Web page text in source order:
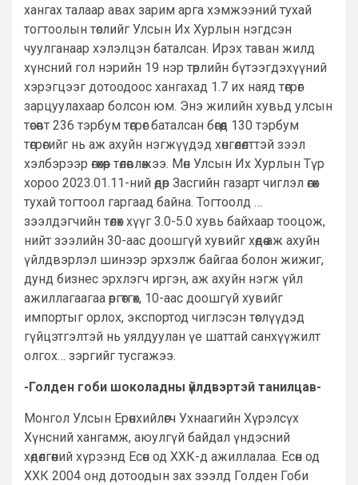
хангах талаар авах зарим арга хэмжээний тухай
тогтоолын төслийг Улсын Их Хурлын нэгдсэн
чуулганаар хэлэлцэн баталсан. Ирэх таван жилд
хүнсний гол нэрийн 19 нэр төрлийн бүтээгдэхүүний
хэрэгцээг дотоодоос хангахад 1.7 их наяд төгрөг
зарцуулахаар болсон юм. Энэ жилийн хувьд улсын
төсөвт 236 тэрбум төгрөг баталсан бөгөөд 130 тэрбум
төгрөгийг нь аж ахуйн нэгжүүдэд хөнгөлөлттэй зээл
хэлбэрээр өгөхөөр төлөвлөжээ. Мөн Улсын Их Хурлын Түр
хороо 2023.01.11-ний өдөр Засгийн газарт чиглэл өгөх
тухай тогтоол гаргаад байна. Тогтоолд …
зээлдэгчийн төлөх хүүг 3.0-5.0 хувь байхаар тооцож,
нийт зээлийн 30-аас доошгүй хувийг хөдөө аж ахуйн
үйлдвэрлэл шинээр эрхэлж байгаа болон жижиг,
дунд бизнес эрхлэгч иргэн, аж ахуйн нэгж үйл
ажиллагаагаа өргөтгөх, 10-аас доошгүй хувийг
импортыг орлох, экспортод чиглэсэн төслүүдэд
гүйцэтгэлтэй нь уялдуулан үе шаттай санхүүжилт
олгох… зэргийг тусгажээ.
-Голден гоби шоколадны үйлдвэртэй танилцав-
Монгол Улсын Ерөнхийлөгч Ухнаагийн Хүрэлсүх
Хүнсний хангамж, аюулгүй байдал үндэсний
хөдөлгөөний хүрээнд Есөн од ХХК-д ажиллалаа. Есөн од
ХХК 2004 онд дотоодын зах зээлд Голден Гоби